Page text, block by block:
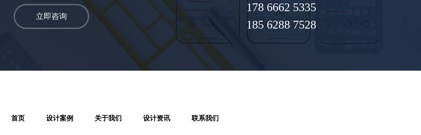
立即咨询
178 6662 5335
185 6288 7528
首页 设计案例 关于我们 设计资讯 联系我们